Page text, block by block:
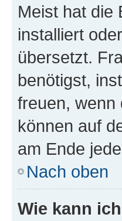
Meist hat die
installiert
übersetzt.
benötigst,
freuen, wenn
können auf
am Ende
Nach oben
Wie kann